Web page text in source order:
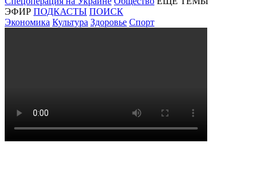
ЭФИР ПОДКАСТЫ ПОИСК
Экономика Культура Здоровье Спорт